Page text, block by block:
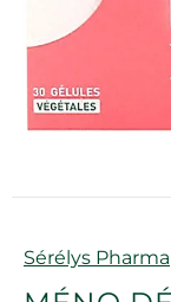
Marque
Sérélys Pharma